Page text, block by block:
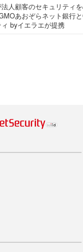
人顧客のセキュリティ
あおぞらネット銀行
ィ byイエラエが提携